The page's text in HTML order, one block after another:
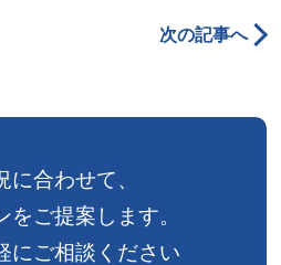
次の記事へ
に合わせて、
をご提案します。
にご相談ください